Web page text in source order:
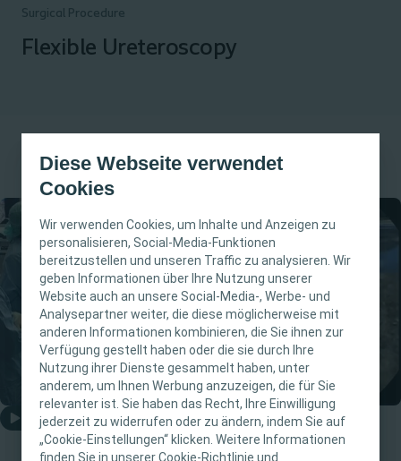
Diese Webseite verwendet
Cookies
Wir verwenden Cookies, um Inhalte und Anzeigen zu
personalisieren, Social-Media-Funktionen
bereitzustellen und unseren Traffic zu analysieren. Wir
geben Informationen über Ihre Nutzung unserer
Website auch an unsere Social-Media-, Werbe- und
Analysepartner weiter, die diese möglicherweise mit
anderen Informationen kombinieren, die Sie ihnen zur
Verfügung gestellt haben oder die sie durch Ihre
Nutzung ihrer Dienste gesammelt haben, unter
anderem, um Ihnen Werbung anzuzeigen, die für Sie
relevanter ist. Sie haben das Recht, Ihre Einwilligung
jederzeit zu widerrufen oder zu ändern, indem Sie auf
„Cookie-Einstellungen“ klicken. Weitere Informationen
finden Sie in unserer Cookie-Richtlinie und
WICHTIGER HINWEIS
Diese Website richtet sich nur an medizinische
Fachpersonen. Der Inhalt der Website ist für
fachliche Informations- und Fortbildungszwecke
bestimmt. Coloplast bietet keinen individuellen
medizinischen Rat. Die Verantwortung für die
individuelle Patientenversorgung liegt bei den
medizinischen Fachpersonen. Detaillierte
Surgical Procedure
Flexible Ureteroscopy
Video abspielen
Live Surgery performed by: